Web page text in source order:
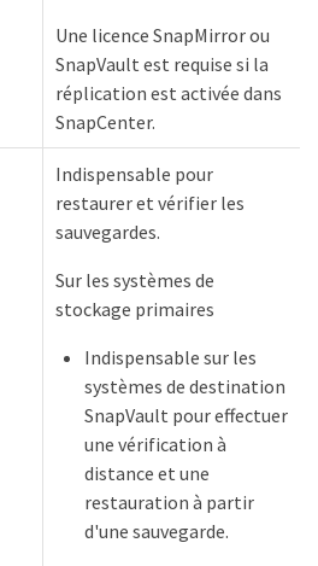
Une licence SnapMirror ou
SnapVault est requise si la
réplication est activée dans
SnapCenter.
Indispensable pour
restaurer et vérifier les
sauvegardes.
Sur les systèmes de
stockage primaires
Indispensable sur les
systèmes de destination
SnapVault pour effectuer
une vérification à
distance et une
restauration à partir
d'une sauvegarde.